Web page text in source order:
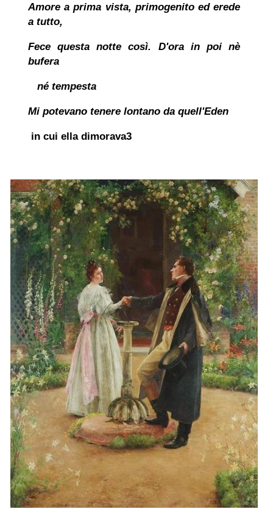
Amore a prima vista, primogenito ed erede
a tutto,
Fece questa notte così. D'ora in poi nè
bufera
né tempesta
Mi potevano tenere lontano da quell'Eden
in cui ella dimorava3